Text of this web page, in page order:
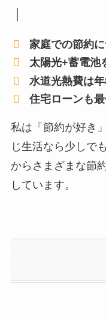
｜
家庭での節約
太陽光+蓄電池
水道光熱費は
住宅ローンも
私は「節約が好き
じ生活なら少しで
からさまざまな節
しています。